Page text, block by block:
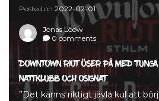
Posted on 2022-02-01
Jonas Lööw
0 comments
DOWNTOWN RIOT ÖSER PÅ MED
NATTKLUBB OCH OSIGNAT
”Det känns riktigt jävla kul att